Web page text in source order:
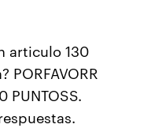
articulo 130
PUNTOSS.